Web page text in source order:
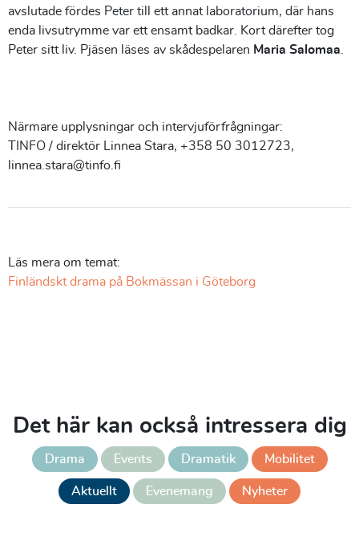
avslutade fördes Peter till ett annat laboratorium, där hans
enda livsutrymme var ett ensamt badkar. Kort därefter tog
Peter sitt liv. Pjäsen läses av skådespelaren Maria Salomaa.
Närmare upplysningar och intervjuförfrågningar:
TINFO / direktör Linnea Stara, +358 50 3012723,
linnea.stara@tinfo.fi
Läs mera om temat:
Finländskt drama på Bokmässan i Göteborg
Det här kan också intressera dig
Drama Events Dramatik Mobilitet
Aktuellt Evenemang Nyheter